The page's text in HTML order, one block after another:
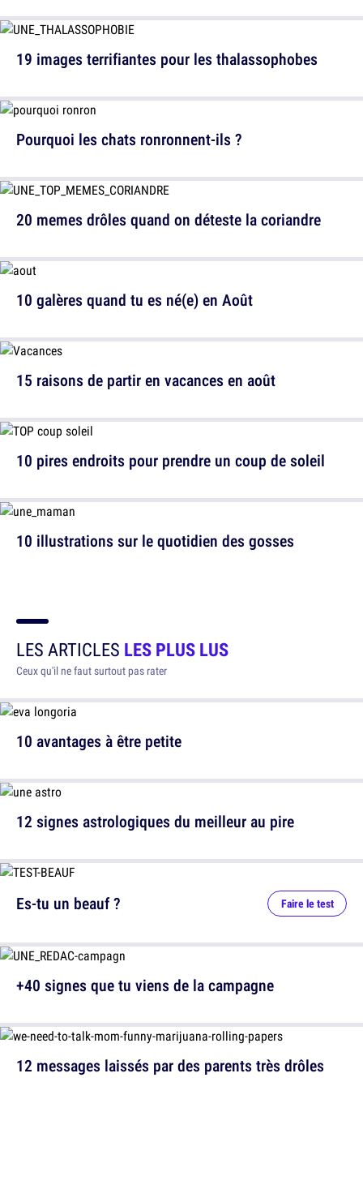
Pourquoi les chats ronronnent-ils ?
10 galères quand tu es né(e) en Août
10 pires endroits pour prendre un coup de soleil
19 images terrifiantes pour les thalassophobes
20 memes drôles quand on déteste la coriandre
15 raisons de partir en vacances en août
10 illustrations sur le quotidien des gosses
LES ARTICLES LES PLUS LUS
Ceux qu'il ne faut surtout pas rater
10 avantages à être petite
12 signes astrologiques du meilleur au pire
12 messages laissés par des parents très drôles
Es-tu un beauf ? Faire le test
+40 signes que tu viens de la campagne